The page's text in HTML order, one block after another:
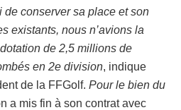
de conserver sa place et son
existants, nous n’avions la
de 2,5 millions de
en 2e division, indique
de la FFGolf. Pour le bien du
a mis fin à son contrat avec